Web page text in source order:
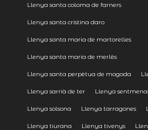
Llenya santa coloma de farners
Llenya santa cristina daro
Llenya santa maria de martorelles
Llenya santa maria de merlès
Llenya santa perpètua de mogoda
Llenya sarrià de ter Llenya
Llenya solsona Llenya tarragones
Llenya tiurana Llenya tivenys